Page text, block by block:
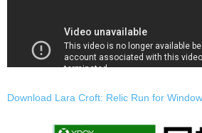
Download Lara Croft: Relic Run for